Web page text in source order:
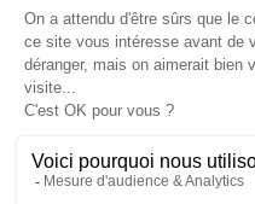
Prestige
© Moriss Immobilier
Politique de